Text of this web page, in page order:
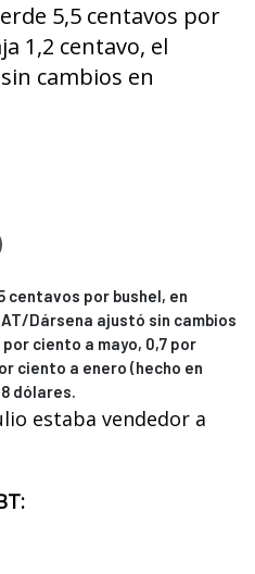
5,5 centavos por
1,2 centavo, el
cambios en
centavos por bushel, en
Dársena ajustó sin cambios
ciento a mayo, 0,7 por
ciento a enero (hecho en
dólares.
estaba vendedor a